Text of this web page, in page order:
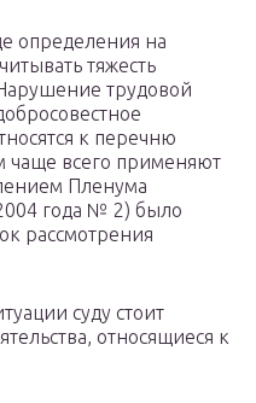
определения на
тяжесть
трудовой
к перечню
чаще всего применяют
Пленума
года № 2) было
рассмотрения
суду стоит
относящиеся к